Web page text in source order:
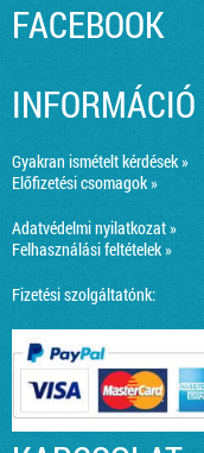
FACEBOOK
INFORMÁCIÓ
Gyakran ismételt kérdések »
Előfizetési csomagok »
Adatvédelmi nyilatkozat »
Felhasználási feltételek »
Fizetési szolgáltatónk: